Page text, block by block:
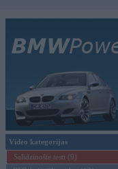
Video kategorijas
Salīdzinošie testi (9)